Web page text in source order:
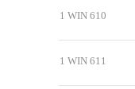
1 WIN 610
1 WIN 611